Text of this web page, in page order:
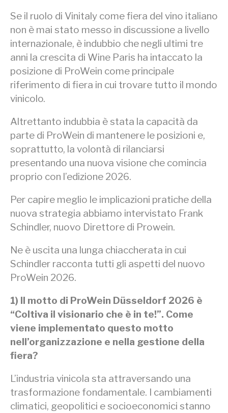
Se il ruolo di Vinitaly come fiera del vino italiano
non è mai stato messo in discussione a livello
internazionale, è indubbio che negli ultimi tre
anni la crescita di Wine Paris ha intaccato la
posizione di ProWein come principale
riferimento di fiera in cui trovare tutto il mondo
vinicolo.
Altrettanto indubbia è stata la capacità da
parte di ProWein di mantenere le posizioni e,
soprattutto, la volontà di rilanciarsi
presentando una nuova visione che comincia
proprio con l’edizione 2026.
Per capire meglio le implicazioni pratiche della
nuova strategia abbiamo intervistato Frank
Schindler, nuovo Direttore di Prowein.
Ne è uscita una lunga chiaccherata in cui
Schindler racconta tutti gli aspetti del nuovo
ProWein 2026.
1) Il motto di ProWein Düsseldorf 2026 è
“Coltiva il visionario che è in te!”. Come
viene implementato questo motto
nell’organizzazione e nella gestione della
fiera?
L’industria vinicola sta attraversando una
trasformazione fondamentale. I cambiamenti
climatici, geopolitici e socioeconomici stanno